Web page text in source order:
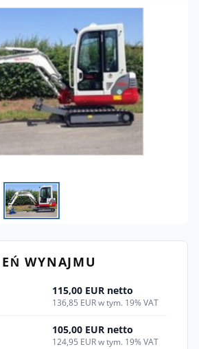
WYNAJMU
115,00 EUR netto
136,85 EUR w tym. 19% VAT
105,00 EUR netto
124,95 EUR w tym. 19% VAT